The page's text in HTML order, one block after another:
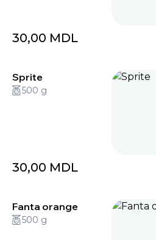
30,00 MDL
Sprite
500 g
30,00 MDL
Fanta orange
500 g